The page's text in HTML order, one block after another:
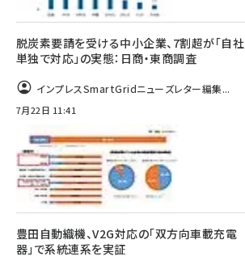
脱炭素要請を受ける中小企業、7割超が「自社
単独で対応」の実態：日商・東商調査
インプレスSmartGridニューズレター編集...
7月22日 11:41
豊田自動織機、V2G対応の「双方向車載充電
器」で系統連系を実証